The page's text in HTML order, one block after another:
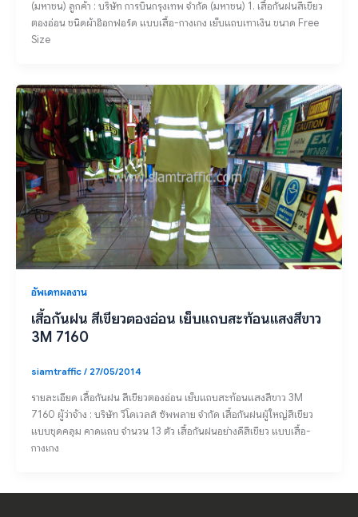
(มหาชน) ลูกค้า : บริษัท การบินกรุงเทพ จำกัด (มหาชน) 1. เสื้อกันฝนสีเขียว
ตองอ่อน ชนิดผ้าอ๊อกฟอร์ด แบบเสื้อ-กางเกง เย็บแถบเทาเงิน ขนาด Free
Size
อัพเดทผลงาน
เสื้อกันฝน สีเขียวตองอ่อน เย็บแถบสะท้อนแสงสีขาว
3M 7160
siamtraffic/ 27/05/2014
รายละเอียด เสื้อกันฝน สีเขียวตองอ่อน เย็บแถบสะท้อนแสงสีขาว 3M
7160 ผู้ว่าจ้าง : บริษัท วีโดเวลส์ ซัพพลาย จำกัด เสื้อกันฝนผู้ใหญ่สีเขียว
แบบชุดคลุม คาดแถบ จำนวน 13 ตัว เสื้อกันฝนอย่างดีสีเขียว แบบเสื้อ-
กางเกง